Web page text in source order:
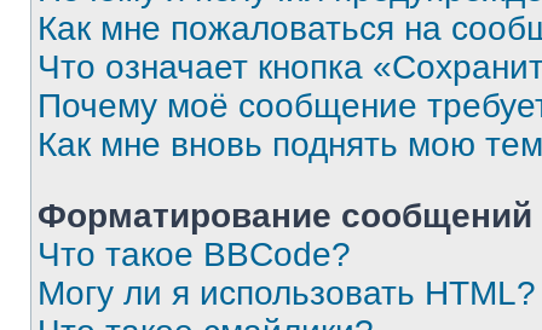
Как мне пожаловаться на
Что означает кнопка
Почему моё сообщение
Как мне вновь поднять мою
Форматирование
Что такое BBCode?
Могу ли я использовать HTML?